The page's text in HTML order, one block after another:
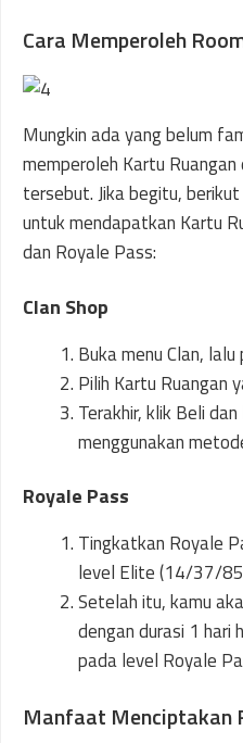
Cara Memperoleh
Mungkin ada yang belum
memperoleh Kartu
tersebut. Jika begitu,
untuk mendapatkan Kartu
dan Royale Pass:
Clan Shop
Buka menu Clan, lalu
Pilih Kartu Ruangan
Terakhir, klik Beli
menggunakan
Royale Pass
Tingkatkan Royale
level Elite (14/37/
Setelah itu, kamu
dengan durasi 1 hari
pada level Royale
Manfaat Menciptakan